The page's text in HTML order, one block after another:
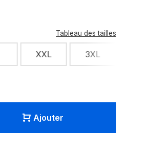
XXL 3XL
Tableau des tailles
Ajouter